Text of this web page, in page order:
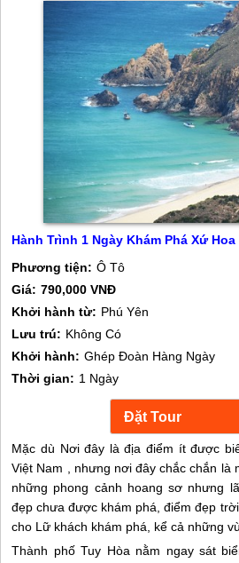
Hành Trình 1 Ngày Khám Phá Xứ
Phương tiện: Ô Tô
Giá: 790,000 VNĐ
Khởi hành từ: Phú Yên
Lưu trú: Không Có
Khởi hành: Ghép Đoàn Hàng Ngày
Thời gian: 1 Ngày
Mặc dù Nơi đây là địa điểm ít được
Việt Nam , nhưng nơi đây chắc chắn là
những phong cảnh hoang sơ nhưng
đẹp chưa được khám phá, điểm đẹp
cho Lữ khách khám phá, kể cả những
Thành phố Tuy Hòa nằm ngay sát